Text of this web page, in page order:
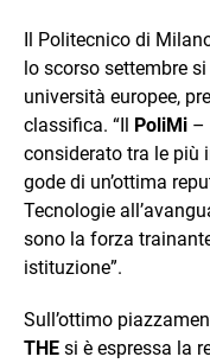
Il Politecnico di
lo scorso settembre
università europee,
classifica. “Il PoliMi –
considerato tra le più
gode di un’ottima
Tecnologie
sono la forza
istituzione”.
Sull’ottimo
THE si è espressa la